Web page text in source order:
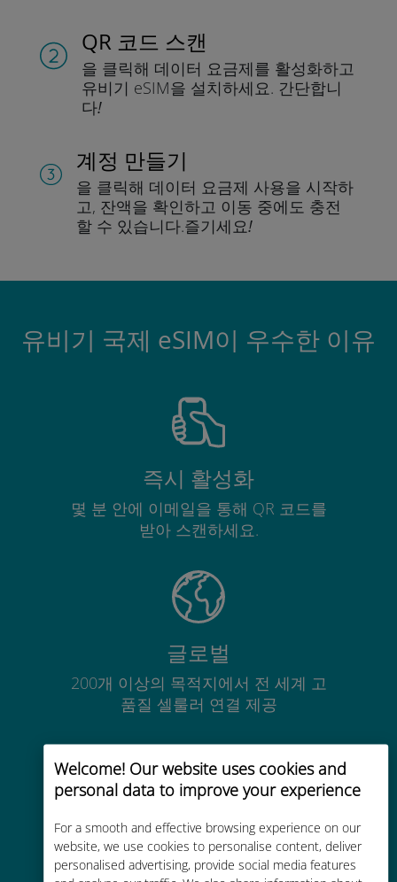
Welcome! Our website uses cookies and
personal data to improve your experience
For a smooth and effective browsing experience on our
website, we use cookies to personalise content, deliver
personalised advertising, provide social media features
QR 코드 스캔
을 클릭해 데이터 요금제를 활성화하고
유비기 eSIM을 설치하세요. 간단합니
다!
계정 만들기
을 클릭해 데이터 요금제 사용을 시작하
고, 잔액을 확인하고 이동 중에도 충전
할 수 있습니다.즐기세요!
유비기 국제 eSIM이 우수한 이유
즉시 활성화
몇 분 안에 이메일을 통해 QR 코드를
받아 스캔하세요.
글로벌
200개 이상의 목적지에서 전 세계 고
품질 셀룰러 연결 제공
비용 효율적
기존 통신사 로밍 요금보다 최대